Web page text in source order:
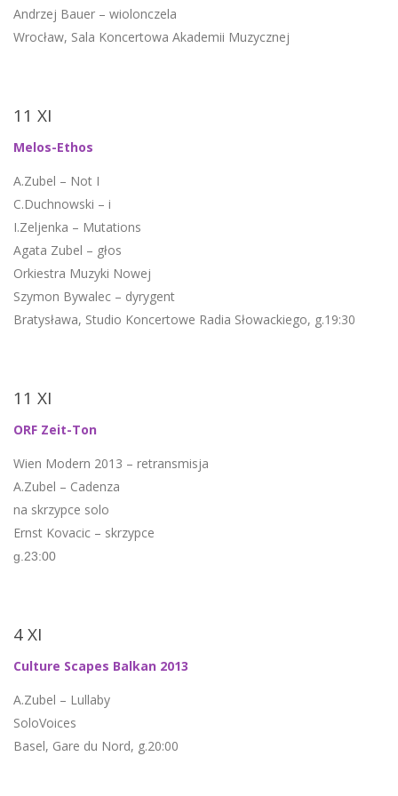
Andrzej Bauer – wiolonczela
Wrocław, Sala Koncertowa Akademii Muzycznej
11 XI
Melos-Ethos
A.Zubel – Not I
C.Duchnowski – i
I.Zeljenka – Mutations
Agata Zubel – głos
Orkiestra Muzyki Nowej
Szymon Bywalec – dyrygent
Bratysława, Studio Koncertowe Radia Słowackiego, g.19:30
11 XI
ORF Zeit-Ton
Wien Modern 2013 – retransmisja
A.Zubel – Cadenza
na skrzypce solo
Ernst Kovacic – skrzypce
g.23:00
4 XI
Culture Scapes Balkan 2013
A.Zubel – Lullaby
SoloVoices
Basel, Gare du Nord, g.20:00